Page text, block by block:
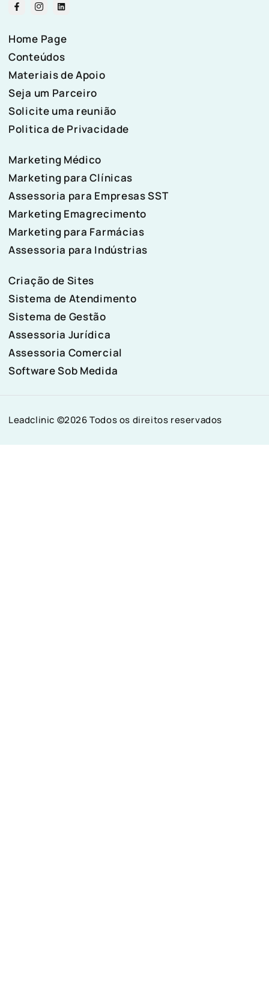
Home Page
Conteúdos
Materiais de Apoio
Seja um Parceiro
Solicite uma reunião
Politica de Privacidade
Marketing Médico
Marketing para Clínicas
Assessoria para Empresas SST
Marketing Emagrecimento
Marketing para Farmácias
Assessoria para Indústrias
Criação de Sites
Sistema de Atendimento
Sistema de Gestão
Assessoria Jurídica
Assessoria Comercial
Software Sob Medida
Leadclinic ©2026 Todos os direitos reservados